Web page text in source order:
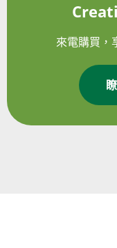
來電購買，